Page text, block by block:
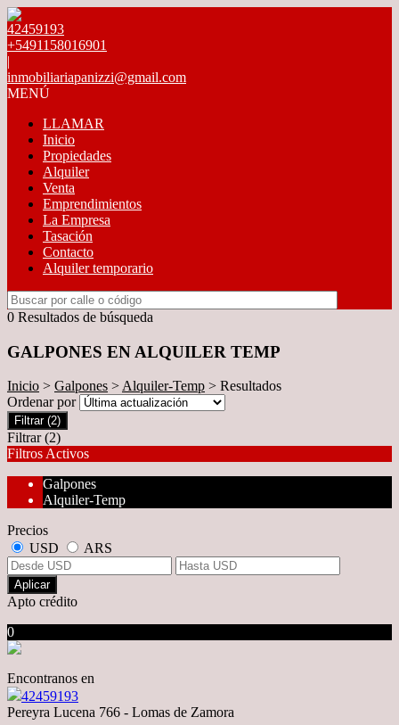
42459193
+5491158016901
|
inmobiliariapanizzi@gmail.com
MENÚ
LLAMAR
Inicio
Propiedades
Alquiler
Venta
Emprendimientos
La Empresa
Tasación
Contacto
Alquiler temporario
0 Resultados de búsqueda
GALPONES EN ALQUILER TEMP
Inicio > Galpones >Alquiler-Temp > Resultados
Ordenar por
Filtrar (2)
Filtrar (2)
Filtros Activos
Galpones
Alquiler-Temp
Precios
USD
ARS
Aplicar
Apto crédito
0
Encontranos en
42459193
Pereyra Lucena 766 - Lomas de Zamora